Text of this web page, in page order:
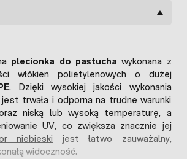
plecionka do pastuchawykonana z
włókien polietylenowych o dużej
. Dzięki wysokiej jakości wykonania
trwała i odporna na trudne warunki
niską lub wysoką temperaturę, a
UV, co zwiększa znacznie jej
niebieski jest łatwo zauważalny,
widoczność.